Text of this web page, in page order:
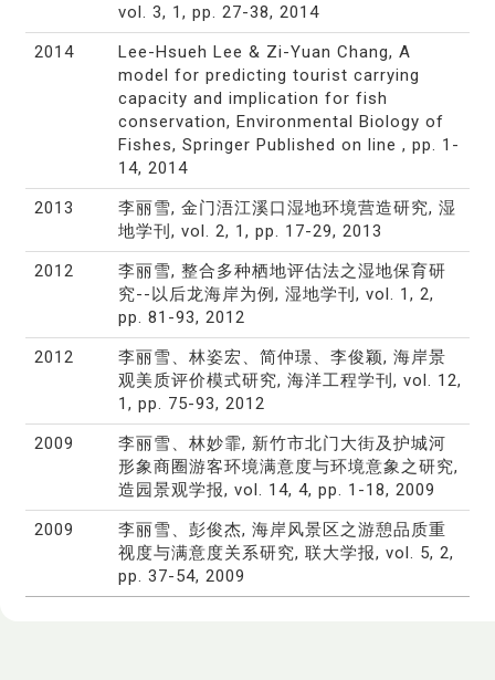
vol. 3, 1, pp. 27-38, 2014
2014
Lee-Hsueh Lee & Zi-Yuan Chang, A
model for predicting tourist carrying
capacity and implication for fish
conservation, Environmental Biology of
Fishes, Springer Published on line , pp. 1-
14, 2014
2013
李丽雪, 金门浯江溪口湿地环境营造研究, 湿
地学刊, vol. 2, 1, pp. 17-29, 2013
2012
李丽雪, 整合多种栖地评估法之湿地保育研
究--以后龙海岸为例, 湿地学刊, vol. 1, 2,
pp. 81-93, 2012
2012
李丽雪、林姿宏、简仲璟、李俊颖, 海岸景
观美质评价模式研究, 海洋工程学刊, vol. 12,
1, pp. 75-93, 2012
2009
李丽雪、林妙霏, 新竹市北门大街及护城河
形象商圈游客环境满意度与环境意象之研究,
造园景观学报, vol. 14, 4, pp. 1-18, 2009
2009
李丽雪、彭俊杰, 海岸风景区之游憩品质重
视度与满意度关系研究, 联大学报, vol. 5, 2,
pp. 37-54, 2009